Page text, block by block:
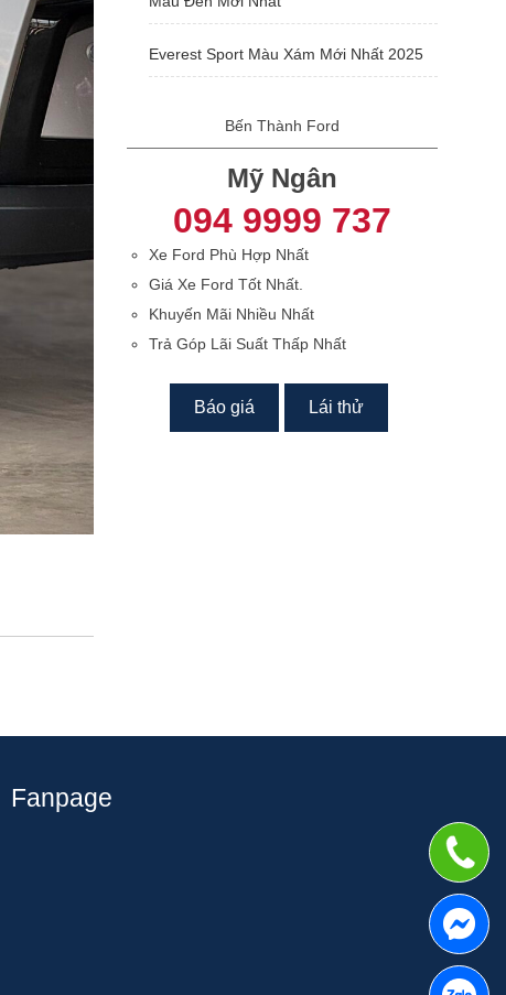
Everest Sport Màu Xám Mới Nhất 2025
Bến Thành Ford
Mỹ Ngân
094 9999 737
Xe Ford Phù Hợp Nhất
Giá Xe Ford Tốt Nhất.
Khuyến Mãi Nhiều Nhất
Trả Góp Lãi Suất Thấp Nhất
Báo giá Lái thử
Fanpage